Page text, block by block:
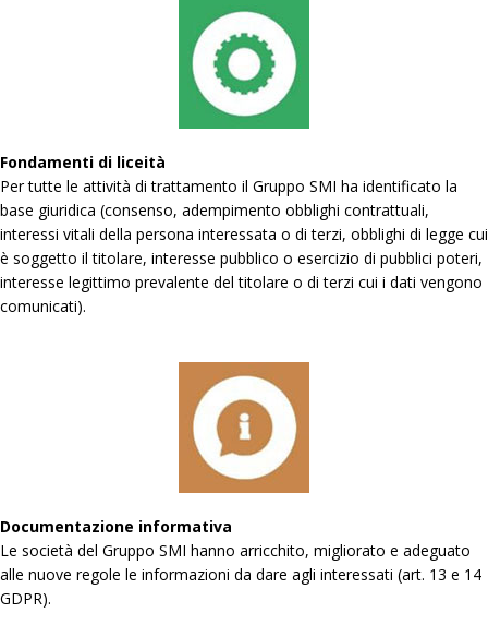
Fondamenti di liceità
Per tutte le attività di trattamento il Gruppo SMI ha identificato la
base giuridica (consenso, adempimento obblighi contrattuali,
interessi vitali della persona interessata o di terzi, obblighi di legge cui
è soggetto il titolare, interesse pubblico o esercizio di pubblici poteri,
interesse legittimo prevalente del titolare o di terzi cui i dati vengono
comunicati).
Documentazione informativa
Le società del Gruppo SMI hanno arricchito, migliorato e adeguato
alle nuove regole le informazioni da dare agli interessati (art. 13 e 14
GDPR).